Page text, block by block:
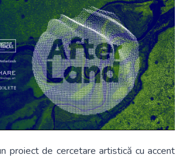
proiect de cercetare artistică cu accent